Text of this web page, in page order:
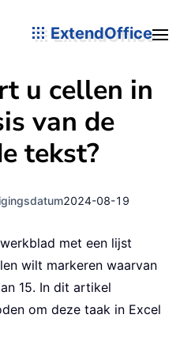
ExtendOffice
u cellen in
van de
tekst?
2024-08-19
met een lijst
wilt markeren waarvan
15. In dit artikel
om deze taak in Excel